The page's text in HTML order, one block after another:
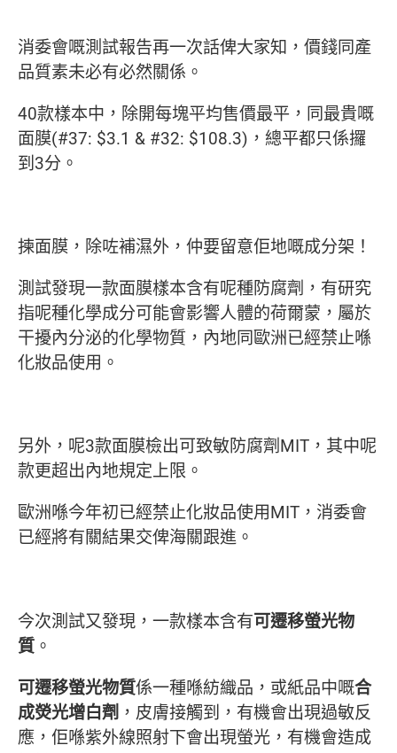
消委會嘅測試報告再一次話俾大家知，價錢同產
品質素未必有必然關係。
40款樣本中，除開每塊平均售價最平，同最貴嘅
面膜(#37: $3.1 & #32: $108.3)，總平都只係攞
到3分。
揀面膜，除咗補濕外，仲要留意佢地嘅成分架！
測試發現一款面膜樣本含有呢種防腐劑，有研究
指呢種化學成分可能會影響人體的荷爾蒙，屬於
干擾內分泌的化學物質，內地同歐洲已經禁止喺
化妝品使用。
另外，呢3款面膜檢出可致敏防腐劑MIT，其中呢
款更超出內地規定上限。
歐洲喺今年初已經禁止化妝品使用MIT，消委會
已經將有關結果交俾海關跟進。
今次測試又發現，一款樣本含有可遷移螢光物
質 。
可遷移螢光物質係一種喺紡織品，或紙品中嘅合
成熒光增白劑 ，皮膚接觸到，有機會出現過敏反
應，佢喺紫外線照射下會出現螢光，有機會造成